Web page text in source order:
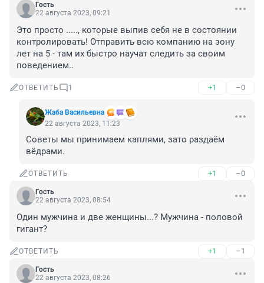
Гость
22 августа 2023, 09:21
Это просто ....., которые выпив себя не в состоянии
контролировать! Отправить всю компанию на зону
лет на 5 - там их быстро научат следить за своим
поведением..
ОТВЕТИТЬ 1 +1 –0
Жаба Васильевна
22 августа 2023, 11:23
Советы мы принимаем каплями, зато раздаём
вёдрами.
ОТВЕТИТЬ +1 –0
Гость
22 августа 2023, 08:54
Один мужчина и две женщины...? Мужчина - половой
гигант?
ОТВЕТИТЬ +1 –1
Гость
22 августа 2023, 08:26